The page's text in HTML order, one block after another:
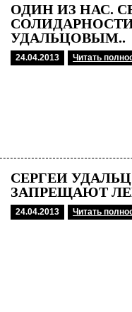
ОДИН ИЗ НАС.
УДАЛЬЦОВЫМ..
24.04.2013 Читать
СЕРГЕЙ
ЗАПРЕЩАЮТ
24.04.2013 Читать